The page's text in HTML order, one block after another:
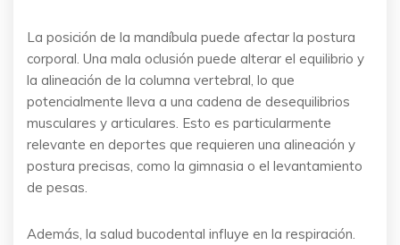
La posición de la mandíbula puede afectar la postura
corporal. Una mala oclusión puede alterar el equilibrio y
la alineación de la columna vertebral, lo que
potencialmente lleva a una cadena de desequilibrios
musculares y articulares. Esto es particularmente
relevante en deportes que requieren una alineación y
postura precisas, como la gimnasia o el levantamiento
de pesas.
Además, la salud bucodental influye en la respiración.